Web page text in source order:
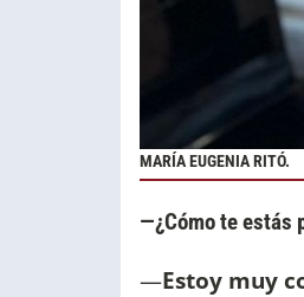
MARÍA EUGENIA RITÓ.
—¿Cómo te estás
—Estoy muy